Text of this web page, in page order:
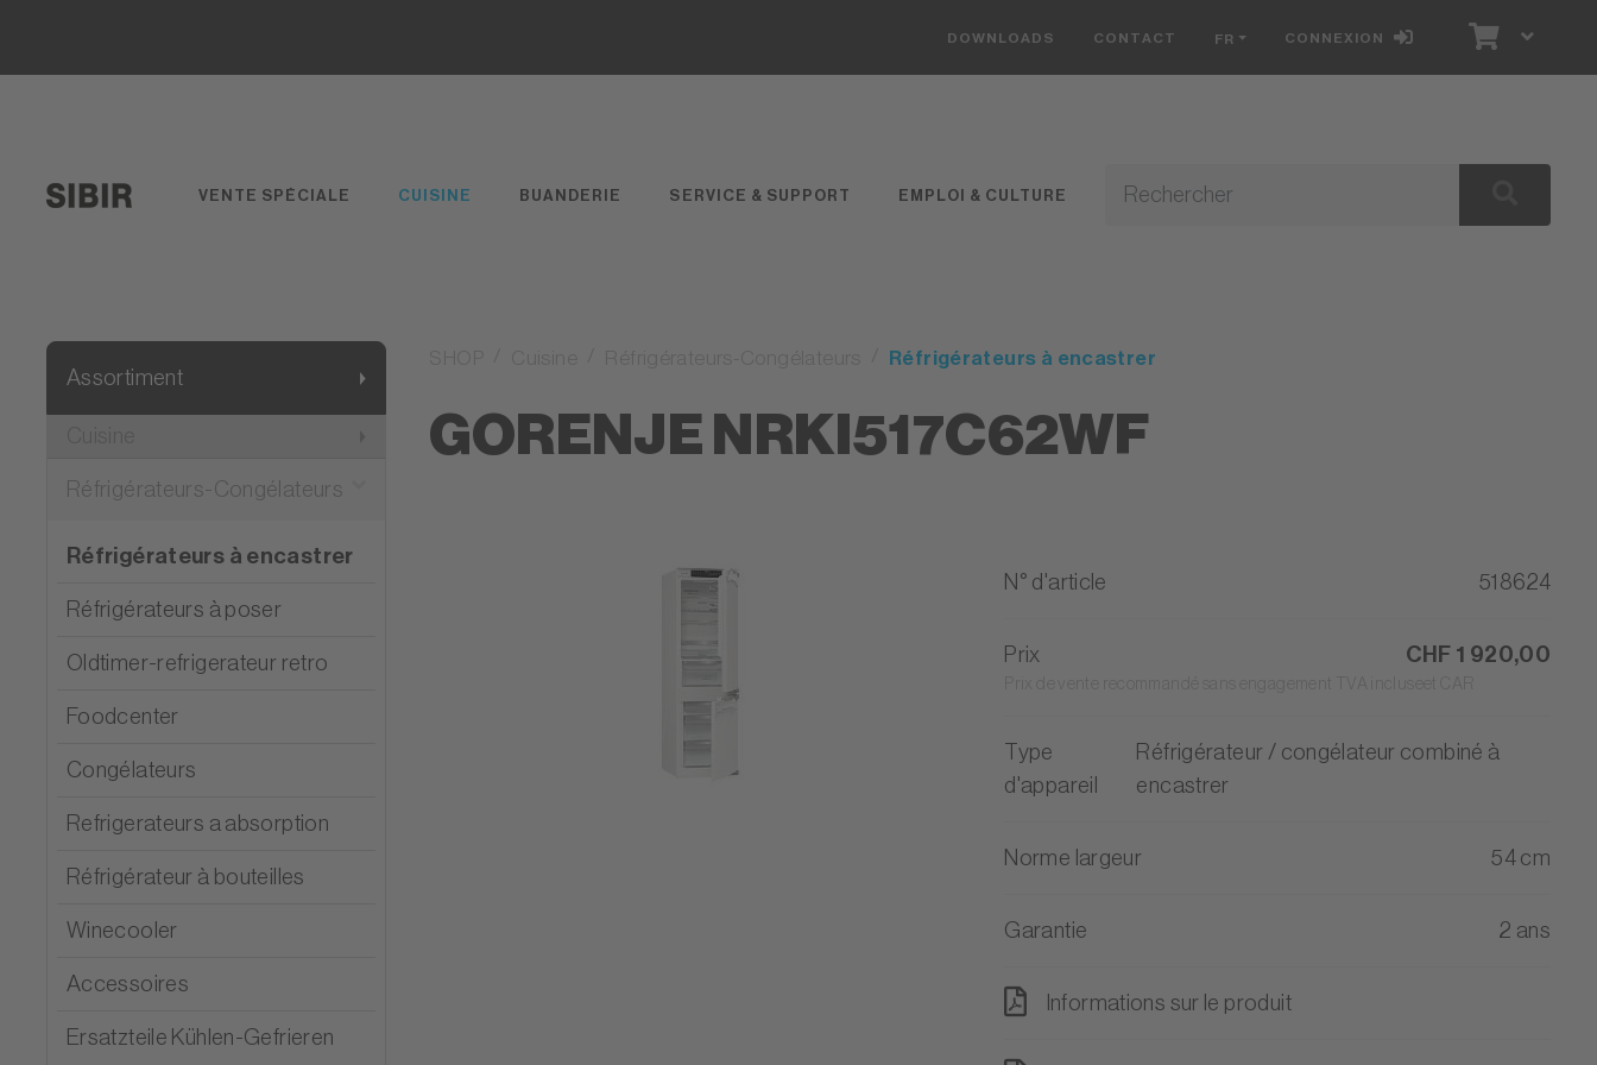
DOWNLOADS CONTACT FR CONNEXION
VENTE SPÉCIALE CUISINE BUANDERIE SERVICE & SUPPORT EMPLOI & CULTURE
Assortiment
Réfrigérateurs-Congélateurs
Réfrigérateurs à encastrer
Réfrigérateurs à poser
Oldtimer-refrigerateur retro
Foodcenter
Congélateurs
Refrigerateurs a absorption
Réfrigérateur à bouteilles
Winecooler
Accessoires
Ersatzteile Kühlen-Gefrieren
Réfrigérateurs à encastrer
GORENJE NRKI517C62WF
N° d'article 518624
Prix CHF 1 920,00
Type
d'appareil
Réfrigérateur / congélateur combiné à
encastrer
Norme largeur 54 cm
Garantie 2 ans
Informations sur le produit